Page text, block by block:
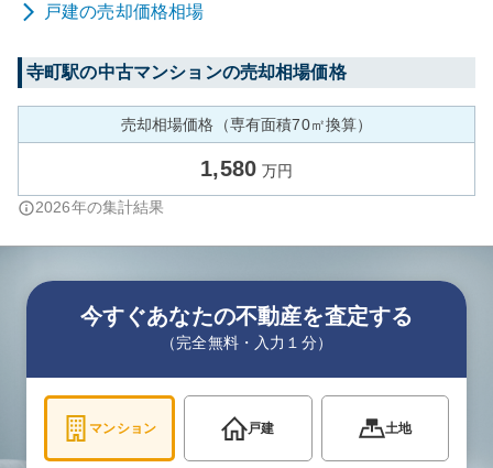
戸建の売却価格相場
寺町駅の中古マンションの売却相場価格
売却相場価格（専有面積70㎡換算）
1,580 万円
2026年の集計結果
今すぐあなたの不動産を査定する
（完全無料・入力１分）
マンション 戸建 土地